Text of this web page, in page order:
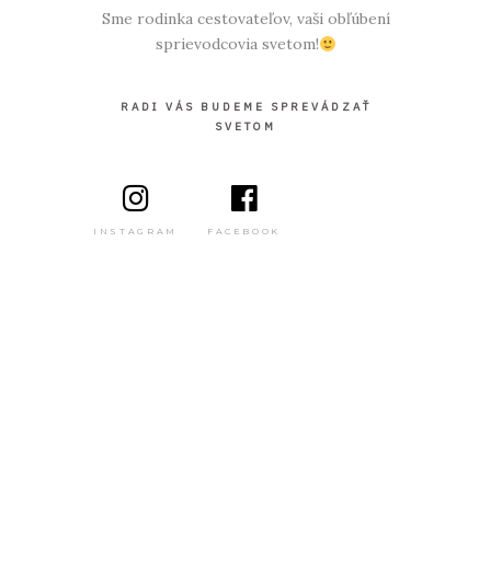
Sme rodinka cestovateľov, vaši obľúbení
sprievodcovia svetom!
RADI VÁS BUDEME SPREVÁDZAŤ
SVETOM
INSTAGRAM FACEBOOK